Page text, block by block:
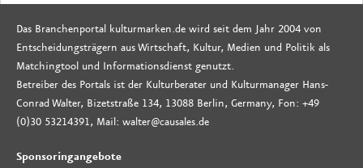
Das Branchenportal kulturmarken.de wird seit dem Jahr 2004 von
Entscheidungsträgern aus Wirtschaft, Kultur, Medien und Politik als
Matchingtool und Informationsdienst genutzt.
Betreiber des Portals ist der Kulturberater und Kulturmanager Hans-
Conrad Walter, Bizetstraße 134, 13088 Berlin, Germany, Fon: +49
(0)30 53214391, Mail: walter@causales.de
Sponsoringangebote